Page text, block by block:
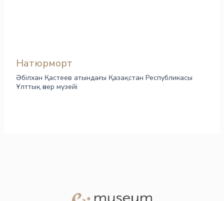
Натюрморт
Әбілхан Қастеев атындағы Қазақстан Республикасы
Ұлттық өнер музейі